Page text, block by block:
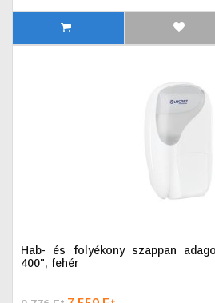
Hab- és folyékony szappan
400", fehér